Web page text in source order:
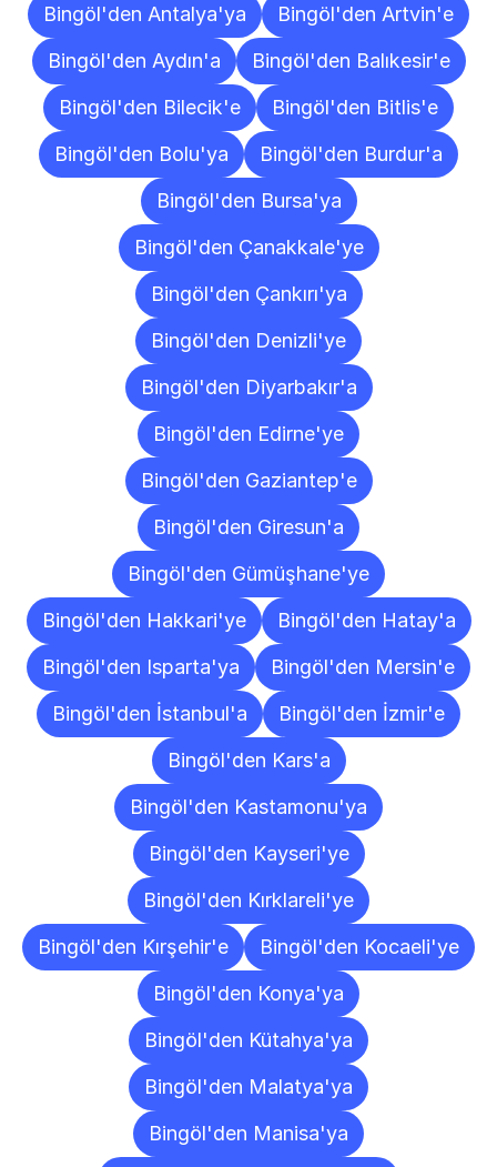
Bingöl'den Antalya'ya
Bingöl'den Artvin'e
Bingöl'den Aydın'a
Bingöl'den Balıkesir'e
Bingöl'den Bilecik'e
Bingöl'den Bitlis'e
Bingöl'den Bolu'ya
Bingöl'den Burdur'a
Bingöl'den Bursa'ya
Bingöl'den Çanakkale'ye
Bingöl'den Çankırı'ya
Bingöl'den Denizli'ye
Bingöl'den Diyarbakır'a
Bingöl'den Edirne'ye
Bingöl'den Gaziantep'e
Bingöl'den Giresun'a
Bingöl'den Gümüşhane'ye
Bingöl'den Hakkari'ye
Bingöl'den Hatay'a
Bingöl'den Isparta'ya
Bingöl'den Mersin'e
Bingöl'den İstanbul'a
Bingöl'den İzmir'e
Bingöl'den Kars'a
Bingöl'den Kastamonu'ya
Bingöl'den Kayseri'ye
Bingöl'den Kırklareli'ye
Bingöl'den Kırşehir'e
Bingöl'den Kocaeli'ye
Bingöl'den Konya'ya
Bingöl'den Kütahya'ya
Bingöl'den Malatya'ya
Bingöl'den Manisa'ya